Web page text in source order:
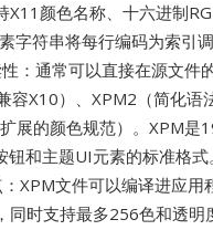
X11颜色名称、十六进制
字符串将每行编码为索引
：通常可以直接在源文件
容X10）、XPM2（简化语
展的颜色规范）。XPM是
和主题UI元素的标准格
XPM文件可以编译进应用
同时支持最多256色和透明